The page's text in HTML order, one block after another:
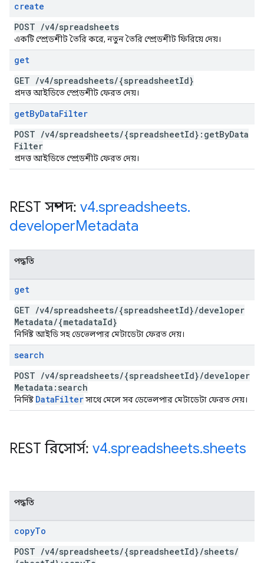
create
POST /v4/spreadsheets
একটি স্প্রেডশীট তৈরি করে, নতুন তৈরি স্প্রেডশীট ফিরিয়ে দেয়।
get
GET /v4/spreadsheets/{spreadsheetId}
প্রদত্ত আইডিতে স্প্রেডশীট ফেরত দেয়।
getByDataFilter
POST /v4/spreadsheets/{spreadsheetId}:getByData
Filter
প্রদত্ত আইডিতে স্প্রেডশীট ফেরত দেয়।
REST সম্পদ: v4.spreadsheets.
developerMetadata
পদ্ধতি
get
GET /v4/spreadsheets/{spreadsheetId}/developer
Metadata/{metadataId}
নির্দিষ্ট আইডি সহ ডেভেলপার মেটাডেটা ফেরত দেয়।
search
POST /v4/spreadsheets/{spreadsheetId}/developer
Metadata:search
নির্দিষ্ট DataFilterসাথে মেলে সব ডেভেলপার মেটাডেটা ফেরত দেয়।
REST রিসোর্স: v4.spreadsheets.sheets
পদ্ধতি
copyTo
POST /v4/spreadsheets/{spreadsheetId}/sheets/